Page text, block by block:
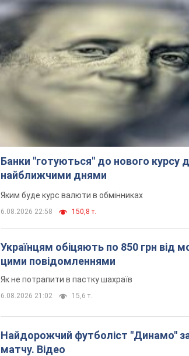
Банки "готуються" до нового курсу
найближчими днями
Яким буде курс валюти в обмінниках
6.08.2026 22:58 150,8 т.
Українцям обіцяють по 850 грн від
цими повідомленнями
Як не потрапити в пастку шахраїв
6.08.2026 21:02 15,6 т.
Найдорожчий футболіст "Динамо"
матчу. Відео